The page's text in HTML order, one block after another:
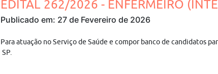
EDITAL 262/2026 - ENFERMEIRO
Publicado em: 27 de Fevereiro de 2026
Para atuação no Serviço de Saúde e compor banco de candidatos
SP.